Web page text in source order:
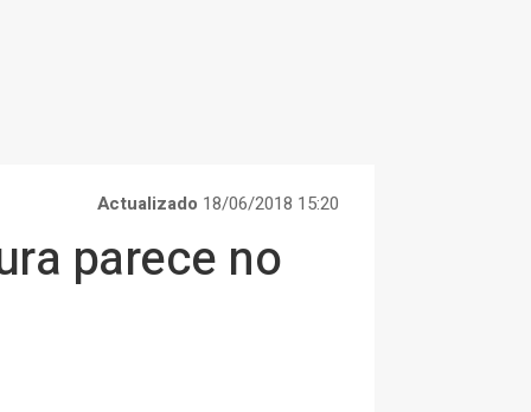
Actualizado 18/06/2018 15:20
parece no